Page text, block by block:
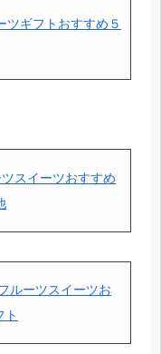
ツギフトおすすめ５
スイーツおすすめ
ルーツスイーツお
ト